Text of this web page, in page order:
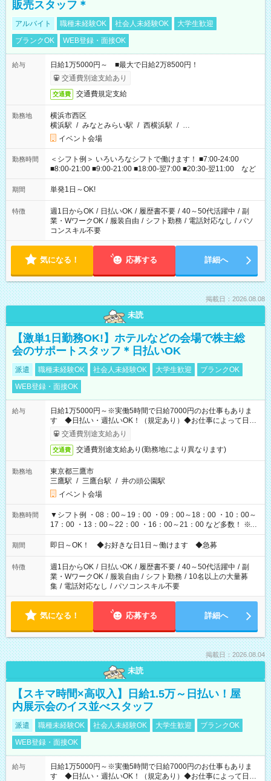
販売スタッフ＊
アルバイト 職種未経験OK 社会人未経験OK
大学生歓迎
ブランクOK
WEB登録・面接OK
給与
日給1万5000円～ ■最大で日給2万8500円！
交通費別途支給あり
交通費 交通費規定支給
勤務地
横浜市西区
横浜駅 / みなとみらい駅 / 西横浜駅 / …
イベント会場
勤務時間
＜シフト例＞ いろいろなシフトで働けます！ ■7:00-24:00
■8:00-21:00 ■9:00-21:00 ■18:00-翌7:00 ■20:30-翌11:00 など
期間 単発1日～OK!
特徴 週1日からOK / 日払いOK / 履歴書不要 / 40～50代活躍中 / 副
業・WワークOK / 服装自由 / シフト勤務 / 電話対応なし / パソ
コンスキル不要
気になる！ 応募する 詳細へ
掲載日：2026.08.08
未読
【激単1日勤務OK!】ホテルなどの会場で株主総
会のサポートスタッフ＊日払いOK
派遣 職種未経験OK 社会人未経験OK 大学生歓迎
ブランクOK
WEB登録・面接OK
給与
日給1万5000円～※実働5時間で日給7000円のお仕事もありま
す ◆日払い・週払いOK！（規定あり）◆お仕事によって日給
も異なります
交通費別途支給あり
交通費 交通費別途支給あり(勤務地により異なります)
勤務地
東京都三鷹市
三鷹駅 / 三鷹台駅 / 井の頭公園駅
イベント会場
勤務時間
▼シフト例 ・08：00～19：00 ・09：00～18：00 ・10：00～
17：00 ・13：00～22：00 ・16：00～21：00 など多数！ ※お
仕事により勤務時間が異なります
期間 即日～OK！ ◆お好きな日1日～働けます ◆急募
特徴 週1日からOK / 日払いOK / 履歴書不要 / 40～50代活躍中 / 副
業・WワークOK / 服装自由 / シフト勤務 / 10名以上の大量募
集 / 電話対応なし / パソコンスキル不要
気になる！ 応募する 詳細へ
掲載日：2026.08.04
未読
【スキマ時間×高収入】日給1.5万～日払い！屋
内展示会のイス並べスタッフ
派遣 職種未経験OK 社会人未経験OK 大学生歓迎
ブランクOK
WEB登録・面接OK
給与
日給1万5000円～※実働5時間で日給7000円のお仕事もありま
す ◆日払い・週払いOK！（規定あり）◆お仕事によって日給